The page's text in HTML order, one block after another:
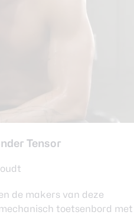
Tensor
de makers van deze
toetsenbord met